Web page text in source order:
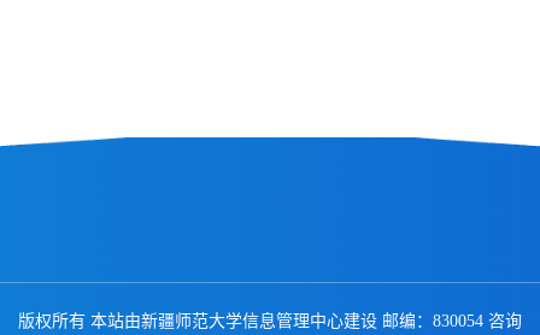
版权所有 本站由新疆师范大学信息管理中心建设 邮编：830054 咨询